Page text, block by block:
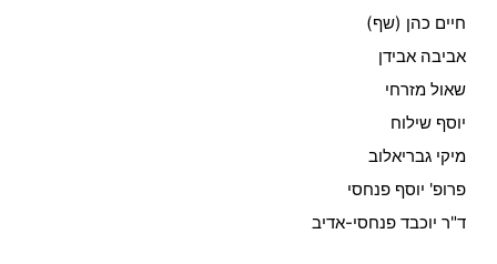
חיים כהן (שף)
אביבה אבידן
שאול מזרחי
יוסף שילוח
מיקי גבריאלוב
פרופ' יוסף פנחסי
ד"ר יוכבד פנחסי-אדיב